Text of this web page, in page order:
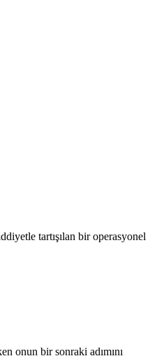
tartışılan bir operasyonel
onun bir sonraki adımını